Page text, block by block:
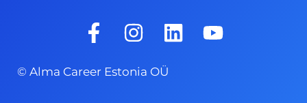
F
a
e
I
n
s
t
L
i
Y
o
© Alma Career Estonia OÜ